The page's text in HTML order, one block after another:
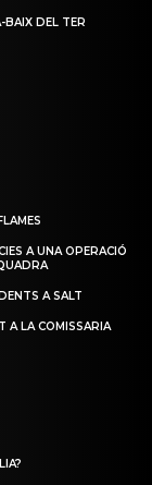
BAIX DEL TER
A UNA OPERACIÓ
A SALT
A LA COMISSARIA